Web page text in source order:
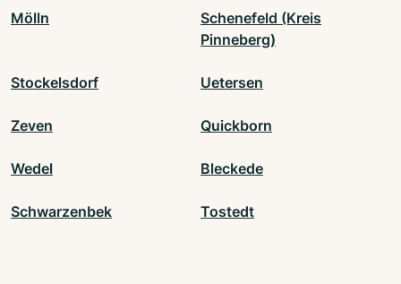
Mölln
Schenefeld (Kreis
Pinneberg)
Stockelsdorf Uetersen
Zeven Quickborn
Wedel Bleckede
Schwarzenbek Tostedt